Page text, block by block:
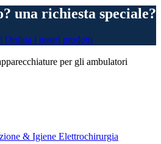
una richiesta speciale?
Ordina i nostri prodotti
per gli ambulatori
& Igiene Elettrochirurgia